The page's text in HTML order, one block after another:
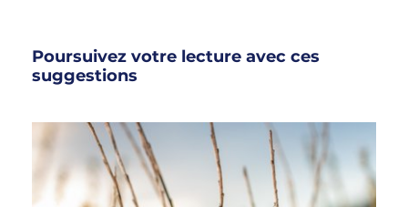
Poursuivez votre lecture avec ces
suggestions